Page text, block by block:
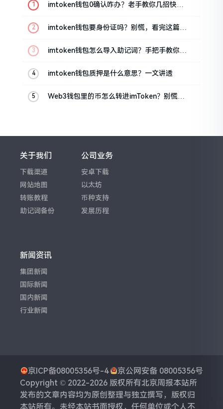
imtoken钱包0确认咋办？老手教你几招快速
imtoken钱包要身份证吗？别慌，看完这篇就
imtoken钱包怎么导入助记词？手把手教你找
imtoken钱包质押是什么意思？一文讲透
Web3钱包里的币怎么转进imToken？别慌，
关于我们
下载渠道
网站地图
转账教程
助记词备份
公司业务
安卓下载
以太坊
币种支持
发展历程
新闻资讯
集团新闻
国际新闻
国内新闻
行业新闻
京ICP备08005356号-4
京公网安备 08005356号
Copyright © 2022-2026 版权所有北京周报本站所
发布的文章内容均为原创整理与独立撰写，版权归
本站所有。未经本站书面授权，任何单位或个人不